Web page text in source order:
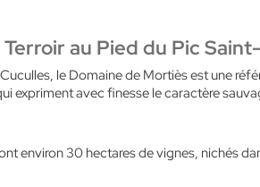
au Pied du Pic
le Domaine de Mortiès est une
expriment avec finesse le caractère
environ 30 hectares de vignes, nichés